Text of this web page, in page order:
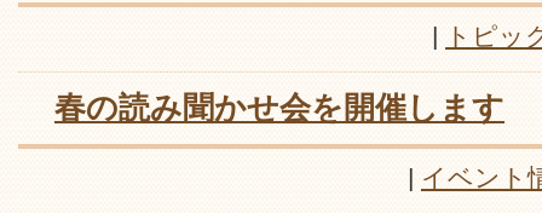
| トピッ
春の読み聞かせ会を開催します
| イベント